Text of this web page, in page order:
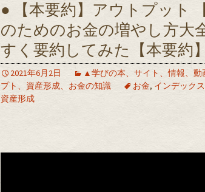
● 【本要約】アウトプット
のためのお金の増やし方大
すく要約してみた【本要約】
2021年6月2日 ▲学びの本、サイト、情報、動
プト、資産形成、お金の知識
お金, インデック
資産形成